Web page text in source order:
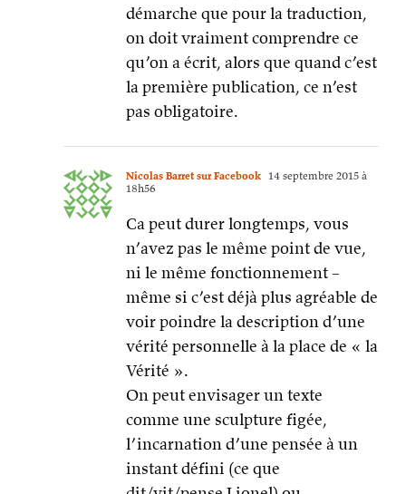
démarche que pour la traduction,
on doit vraiment comprendre ce
qu’on a écrit, alors que quand c’est
la première publication, ce n’est
pas obligatoire.
Nicolas Barret sur Facebook 14 septembre 2015 à
18h56
Ca peut durer longtemps, vous
n’avez pas le même point de vue,
ni le même fonctionnement –
même si c’est déjà plus agréable de
voir poindre la description d’une
vérité personnelle à la place de « la
Vérité ».
On peut envisager un texte
comme une sculpture figée,
l’incarnation d’une pensée à un
instant défini (ce que